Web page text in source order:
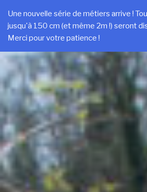
contenu
principal
Une nouvelle série de métiers arrive !
jusqu'à 150 cm (et même 2m !) seront
Merci pour votre patience !